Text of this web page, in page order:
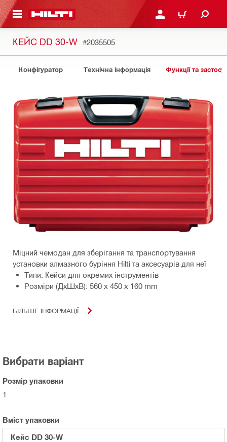
ЗМІСТУ УВІЙТИ АБО
КОШИК
КЕЙС DD 30-W #2035505
Конфігуратор Технічна інформація Функції та
Міцний чемодан для зберігання та транспортування
установки алмазного буріння Hilti та аксесуарів для неї
Типи: Кейси для окремих інструментів
Розміри (ДхШхВ): 560 x 450 x 160 mm
БІЛЬШЕ ІНФОРМАЦІЇ
Вибрати варіант
Розмір упаковки
1
Вміст упаковки
Кейс DD 30-W